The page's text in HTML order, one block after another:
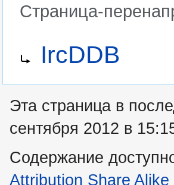
Страница-
навигации
поиску
IrcDDB
Эта страница в
сентября 2012 в
Содержание
Attribution Share Alike